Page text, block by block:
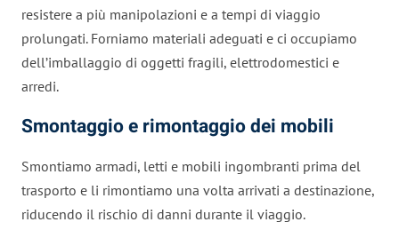
resistere a più manipolazioni e a tempi di viaggio
prolungati. Forniamo materiali adeguati e ci occupiamo
dell’imballaggio di oggetti fragili, elettrodomestici e
arredi.
Smontaggio e rimontaggio dei mobili
Smontiamo armadi, letti e mobili ingombranti prima del
trasporto e li rimontiamo una volta arrivati a destinazione,
riducendo il rischio di danni durante il viaggio.